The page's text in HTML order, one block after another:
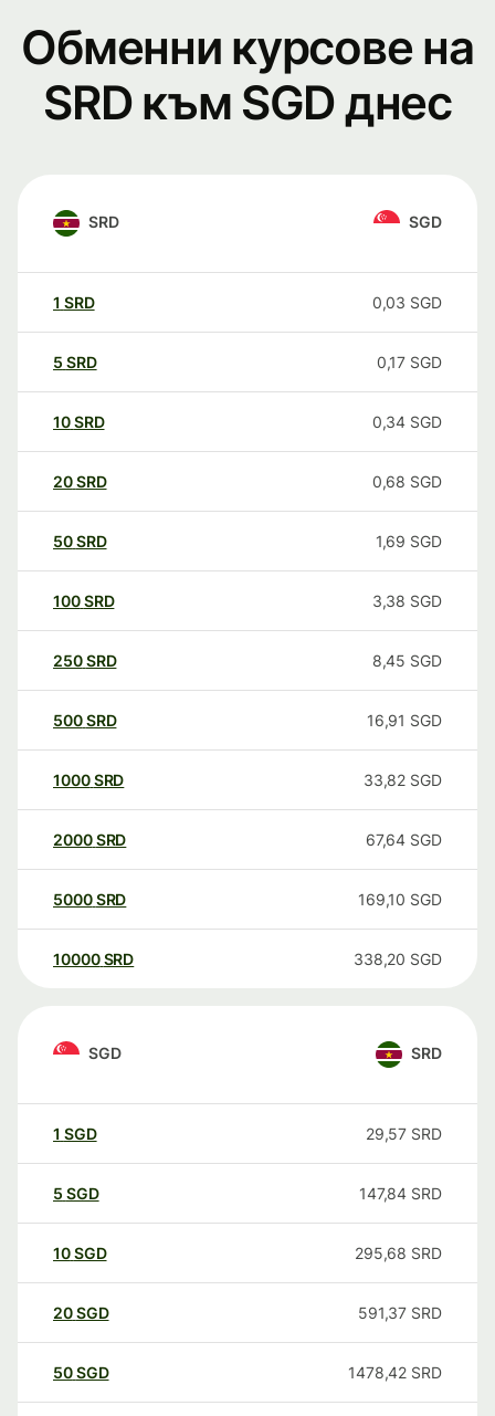
Обменни курсове на
SRD към SGD днес
SRD SGD
1 SRD 0,03 SGD
5 SRD 0,17 SGD
10SRD 0,34 SGD
20SRD 0,68 SGD
50SRD 1,69 SGD
100SRD 3,38 SGD
250SRD 8,45 SGD
500SRD 16,91 SGD
1000SRD 33,82 SGD
2000SRD 67,64 SGD
5000SRD 169,10 SGD
10000 SRD 338,20 SGD
SGD SRD
1 SGD 29,57 SRD
5 SGD 147,84 SRD
10SGD 295,68 SRD
20SGD 591,37 SRD
50SGD 1478,42 SRD